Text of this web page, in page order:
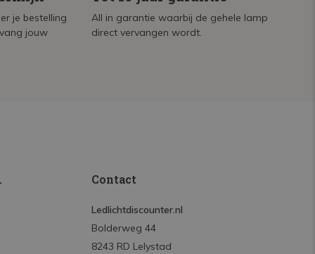
je bestelling
jouw
All in garantie waarbij de gehele lamp
direct vervangen wordt.
Contact
Ledlichtdiscounter.nl
Bolderweg 44
8243 RD Lelystad